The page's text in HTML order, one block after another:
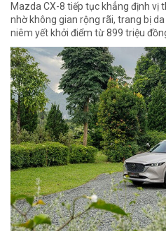
Mazda CX-8 tiếp tục khẳng định vị
nhờ không gian rộng rãi, trang bị
niêm yết khởi điểm từ 899 triệu